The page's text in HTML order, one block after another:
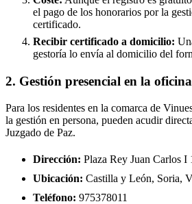
el pago de los honorarios por la
certificado.
Recibir certificado a domicilio:
gestoría lo envía al domicilio del
2. Gestión presencial en la
Para los residentes en la comarca de
la gestión en persona, pueden acudir
Juzgado de Paz.
Dirección: Plaza Rey Juan Carlos I
Ubicación: Castilla y León, Soria,
Teléfono: 975378011